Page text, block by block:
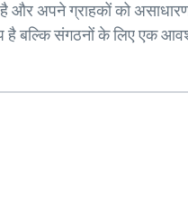
और अपने ग्राहकों को
है बल्कि संगठनों के लिए एक